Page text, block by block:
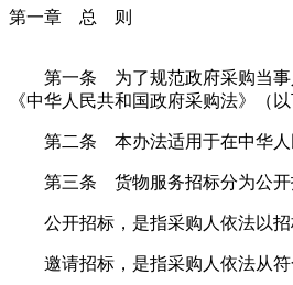
第一章 总 则
第一条 为了规范政府采购当事人
《中华人民共和国政府采购法》（
第二条 本办法适用于在中华人民
第三条 货物服务招标分为公开
公开招标，是指采购人依法以招
邀请招标，是指采购人依法从符